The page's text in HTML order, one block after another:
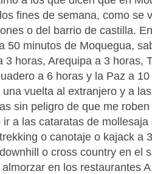
fines de semana, como se
o del barrio de castilla.
50 minutos de Moquegua,
3 horas, Arequipa a 3 horas,
a 6 horas y la Paz a
una vuelta al extranjero y a
sin peligro de que me
ir a las cataratas de
o canotaje o kajack a
o cross country en el
almorzar en los restaurantes